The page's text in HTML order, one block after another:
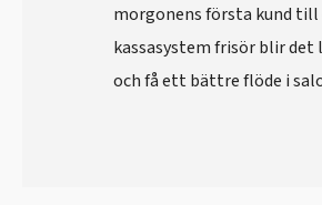
morgonens första kund
kassasystem frisör blir
och få ett bättre flöde i